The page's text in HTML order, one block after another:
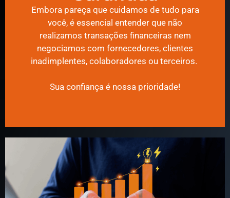
Embora pareça que cuidamos de tudo para
você, é essencial entender que não
realizamos transações financeiras nem
negociamos com fornecedores, clientes
inadimplentes, colaboradores ou terceiros.
Sua confiança é nossa prioridade!